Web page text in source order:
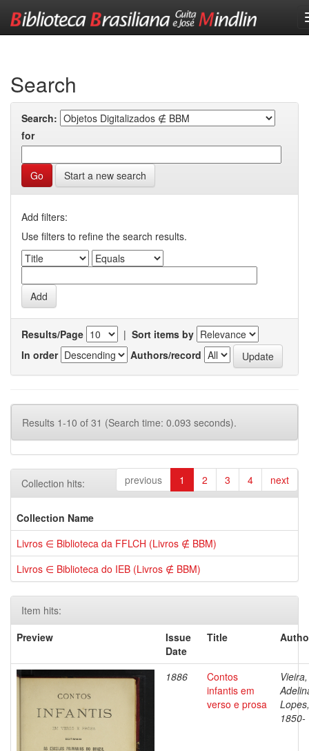
Search
Search:
for
Start a new search
Add filters:
Use filters to refine the search results.
Results/Page | Sort items by
In order
Authors/record
Results 1-10 of 31 (Search time: 0.093 seconds).
previous 1 2 3 4 next
Collection hits:
Collection Name
Livros ∈ Biblioteca da FFLCH (Livros ∉ BBM)
Livros ∈ Biblioteca do IEB (Livros ∉ BBM)
Item hits:
Preview
Issue
Date
Title
1886
Contos
infantis em
verso e prosa
Vieira,
Lopes,
1850-